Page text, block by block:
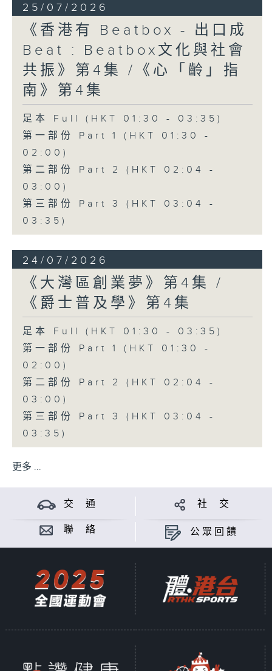
25/07/2026
《香港有 Beatbox - 出口成
Beat : Beatbox文化與社會
共振》第4集 /《心「齡」指
南》第4集
足本 Full (HKT 01:30 - 03:35)
第一部份 Part 1 (HKT 01:30 -
02:00)
第二部份 Part 2 (HKT 02:04 -
03:00)
第三部份 Part 3 (HKT 03:04 -
03:35)
24/07/2026
《大灣區創業夢》第4集 /
《爵士普及學》第4集
足本 Full (HKT 01:30 - 03:35)
第一部份 Part 1 (HKT 01:30 -
02:00)
第二部份 Part 2 (HKT 02:04 -
03:00)
第三部份 Part 3 (HKT 03:04 -
03:35)
更多 ...
交 通 社 交
聯 絡 公眾回饋